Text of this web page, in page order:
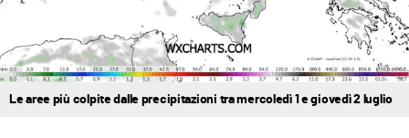
Le aree più colpite dalle precipitazioni tra mercoledì 1 e giovedì 2 luglio